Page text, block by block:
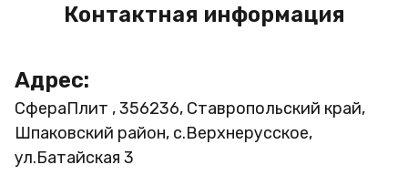
Контактная информация
Адрес:
СфераПлит , 356236, Ставропольский край,
Шпаковский район, с.Верхнерусское,
ул.Батайская 3